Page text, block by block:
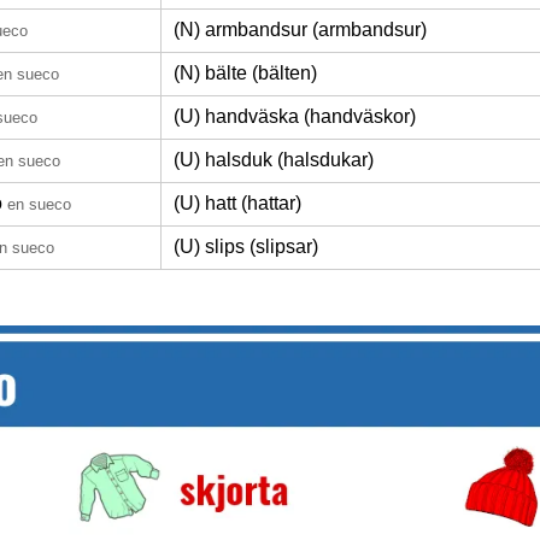
(N) armbandsur (armbandsur)
sueco (N) bälte (bälten)
(U) handväska (handväskor)
sueco (U) halsduk (halsdukar)
en sueco (U) hatt (hattar)
sueco (U) slips (slipsar)